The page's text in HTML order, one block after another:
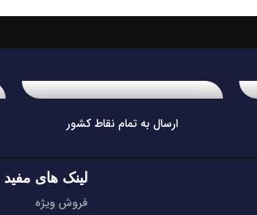
ارسال به تمام نقاط کشور
لینک های مفید
فروش ویژه